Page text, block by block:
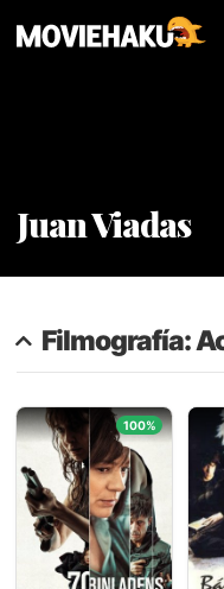
Juan Viadas
Filmografía:
100%